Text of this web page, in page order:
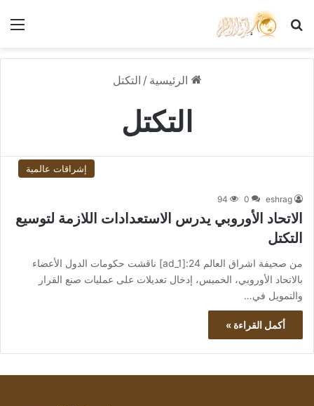
بحث عن
الرئيسية / التكتل
التكتل
إشراقات عالمية
eshrag
0
94
الاتحاد الأوروبي يدرس الاستعدادات اللازمة لتوسيع
التكتل
من صحيفة اشراق العالم 24:[ad_1] ناقشت حكومات الدول الأعضاء
بالاتحاد الأوروبي، الخميس، إدخال تعديلات على عمليات صنع القرار
والتمويل في…
أكمل القراءة »